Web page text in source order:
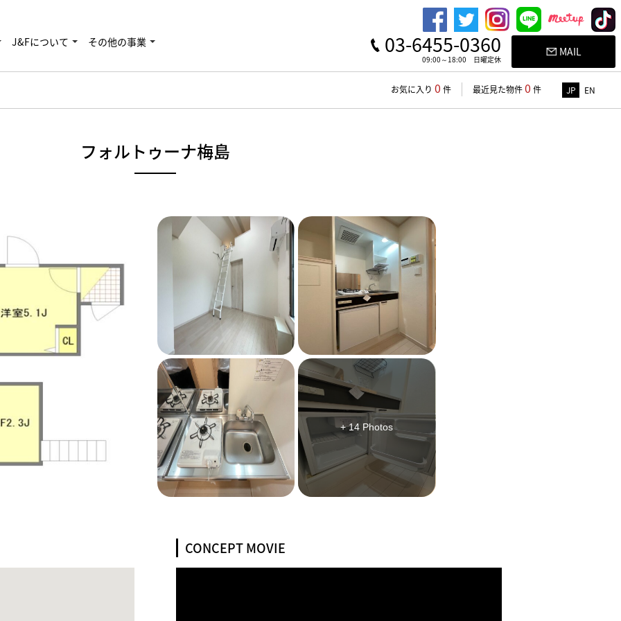
J&Fについて その他の事業 03-6455-0360
09:00～18:00 日曜定休
MAIL
お気に入り 0 件 最近見た物件0 件 JP EN
フォルトゥーナ梅島
+ 14 Photos
CONCEPT MOVIE